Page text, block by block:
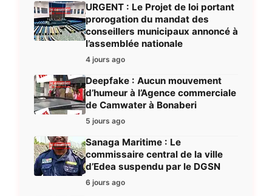
URGENT : Le Projet de loi portant
prorogation du mandat des
conseillers municipaux annoncé à
l’assemblée nationale
4 jours ago
Deepfake : Aucun mouvement
d’humeur à l’Agence commerciale
de Camwater à Bonaberi
5 jours ago
Sanaga Maritime : Le
commissaire central de la ville
d’Edea suspendu par le DGSN
6 jours ago